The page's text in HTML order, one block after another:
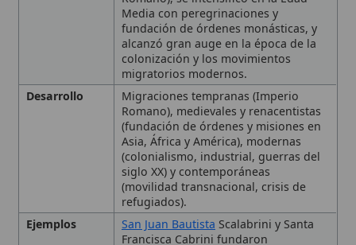
Migraciones tempranas (Imperio
Romano), medievales y renacentistas
(fundación de órdenes y misiones en
Asia, África y América), modernas
(colonialismo, industrial, guerras del
siglo XX) y contemporáneas
(movilidad transnacional, crisis de
refugiados).
San Juan BautistaScalabrini y Santa
Francisca Cabrini fundaron
congregaciones para atender a
migrantes; Pastores de Migrantes y
Servicios de Asistencia a Refugiados;
programas de la
para fieles
migrantes.
Impacto
Moldeó la identidad y misión de la